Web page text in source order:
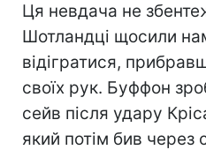
Ця невдача не
Шотландці щосили
відігратися,
своїх рук. Буффон
сейв після удару
який потім бив через